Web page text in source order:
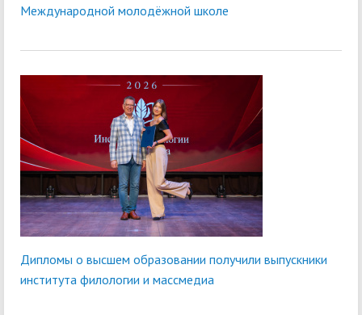
Международной молодёжной школе
Дипломы о высшем образовании получили выпускники
института филологии и массмедиа